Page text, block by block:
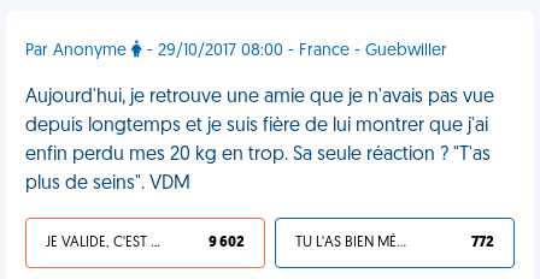
Par Anonyme - 29/10/2017 08:00 - France - Guebwiller
Aujourd'hui, je retrouve une amie que je n'avais pas vue
depuis longtemps et je suis fière de lui montrer que j'ai
enfin perdu mes 20 kg en trop. Sa seule réaction ? "T'as
plus de seins". VDM
JE VALIDE, C'EST UNE VDM 9 602 TU L'AS BIEN MÉRITÉ 772